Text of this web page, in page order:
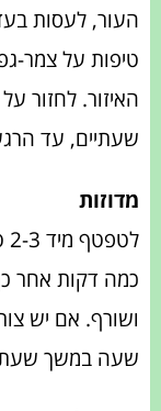
טיפות על צמר-
האיזור. לחזור
שעתיים, עד
מדוזות
לטפטף מיד 2-3 טיפות לאורך האיזור המגורה.
ושורף. אם יש
שעה במשך